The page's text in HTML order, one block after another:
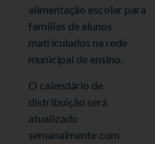
alimentação escolar para
famílias de alunos
matriculados na rede
municipal de ensino.
O calendário de
distribuição será
atualizado
semanalmente com